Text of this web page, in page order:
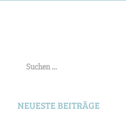
nach:
NEUESTE BEITRÄGE